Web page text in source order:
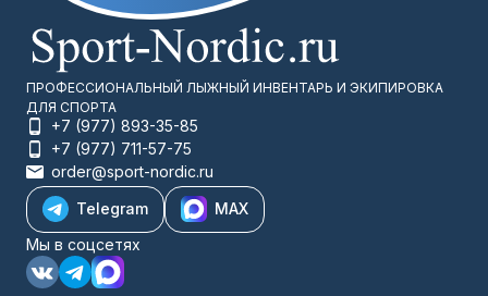
ПРОФЕССИОНАЛЬНЫЙ ЛЫЖНЫЙ ИНВЕНТАРЬ И ЭКИПИРОВКА
ДЛЯ СПОРТА
+7 (977) 893-35-85
+7 (977) 711-57-75
order@sport-nordic.ru
Telegram
MAX
Мы в соцсетях